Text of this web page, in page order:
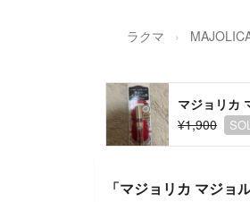
ラクマ
マジョリカ
¥1,900
「マジョリカ マジョ